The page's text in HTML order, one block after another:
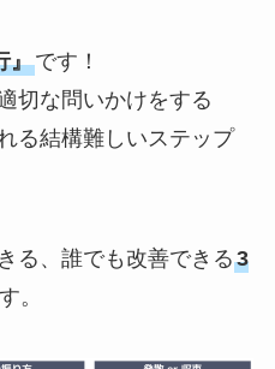
』です！
切な問いかけをする
る結構難しいステップ
る、誰でも改善できる3
。